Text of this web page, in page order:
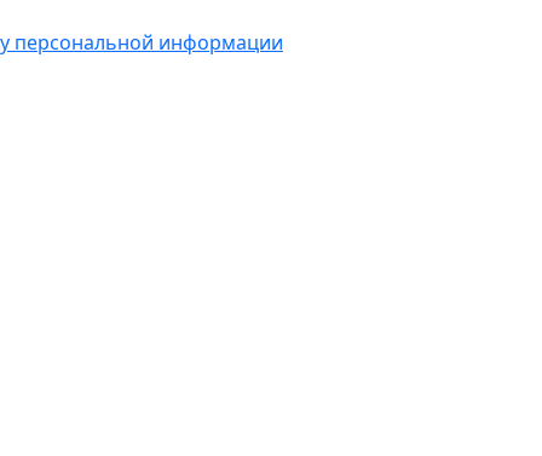
персональной информации